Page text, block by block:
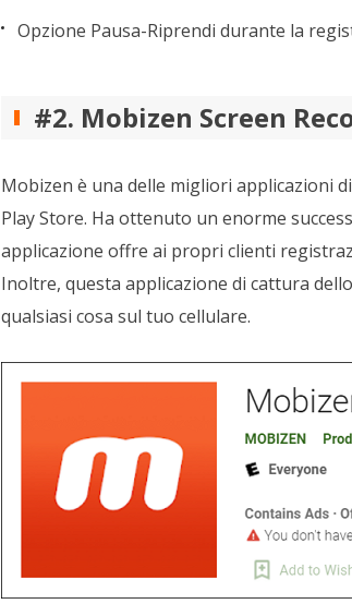
Opzione Pausa-Riprendi durante la
#2. Mobizen Screen
Mobizen è una delle migliori applicazioni
Play Store. Ha ottenuto un enorme
applicazione offre ai propri clienti
Inoltre, questa applicazione di cattura
qualsiasi cosa sul tuo cellulare.